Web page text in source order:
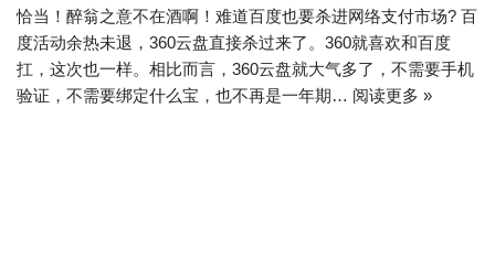
恰当！醉翁之意不在酒啊！难道百度也要杀进网络支付市场? 百
度活动余热未退，360云盘直接杀过来了。360就喜欢和百度
扛，这次也一样。相比而言，360云盘就大气多了，不需要手机
验证，不需要绑定什么宝，也不再是一年期… 阅读更多 »